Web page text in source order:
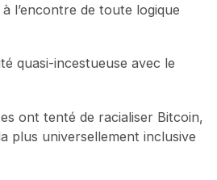
l’encontre de toute logique
quasi-incestueuse avec le
ont tenté de racialiser Bitcoin,
plus universellement inclusive